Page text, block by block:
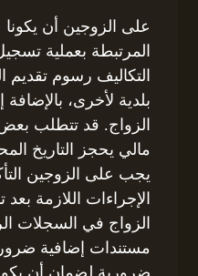
على الزوجين أن يكونا
المرتبطة بعملية
التكاليف رسوم
بلدية لأخرى،
الزواج. قد تتطلب بعض
مالي يحجز التاريخ
يجب على الزوجين
الإجراءات اللازمة
الزواج في السجلات
مستندات إضافية